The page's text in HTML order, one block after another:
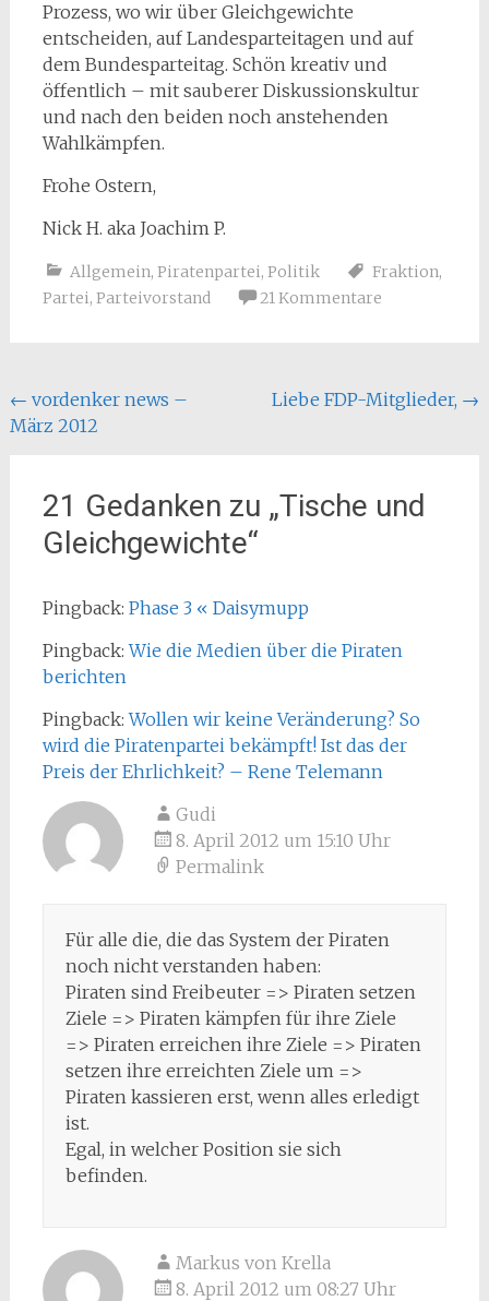
Prozess, wo wir über Gleichgewichte
entscheiden, auf Landesparteitagen und auf
dem Bundesparteitag. Schön kreativ und
öffentlich – mit sauberer Diskussionskultur
und nach den beiden noch anstehenden
Wahlkämpfen.
Frohe Ostern,
Nick H. aka Joachim P.
Allgemein, Piratenpartei, Politik Fraktion,
Partei, Parteivorstand 21 Kommentare
Beitragsnavigation
← vordenker news –
März 2012
Liebe FDP-Mitglieder, →
21 Gedanken zu „Tische und
Gleichgewichte“
Pingback: Phase 3 « Daisymupp
Pingback:Wie die Medien über die Piraten
berichten
Pingback:Wollen wir keine Veränderung? So
wird die Piratenpartei bekämpft! Ist das der
Preis der Ehrlichkeit? – Rene Telemann
Gudi
8. April 2012 um 15:10 Uhr
Permalink
Für alle die, die das System der Piraten
noch nicht verstanden haben:
Piraten sind Freibeuter => Piraten setzen
Ziele => Piraten kämpfen für ihre Ziele
=> Piraten erreichen ihre Ziele => Piraten
setzen ihre erreichten Ziele um =>
Piraten kassieren erst, wenn alles erledigt
ist.
Egal, in welcher Position sie sich
befinden.
Markus von Krella
8. April 2012 um 08:27 Uhr